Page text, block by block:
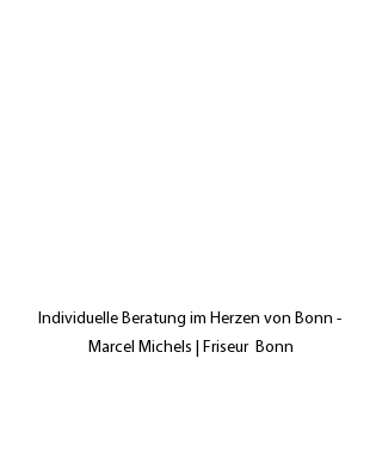
Individuelle Beratung im Herzen von Bonn -
Marcel Michels | Friseur  Bonn